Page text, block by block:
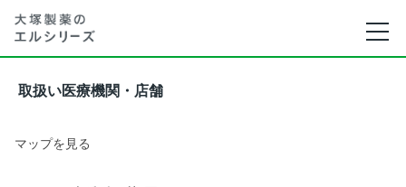
取扱い医療機関・店舗
マップを見る